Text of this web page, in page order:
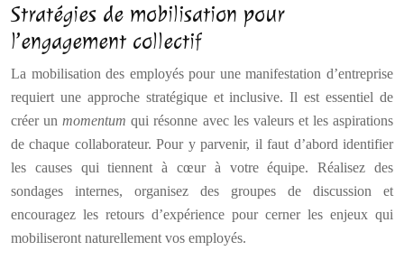
Stratégies de mobilisation pour
l’engagement collectif
La mobilisation des employés pour une manifestation d’entreprise
requiert une approche stratégique et inclusive. Il est essentiel de
créer unmomentumqui résonne avec les valeurs et les aspirations
de chaque collaborateur. Pour y parvenir, il faut d’abord identifier
les causes qui tiennent à cœur à votre équipe. Réalisez des
sondages internes, organisez des groupes de discussion et
encouragez les retours d’expérience pour cerner les enjeux qui
mobiliseront naturellement vos employés.